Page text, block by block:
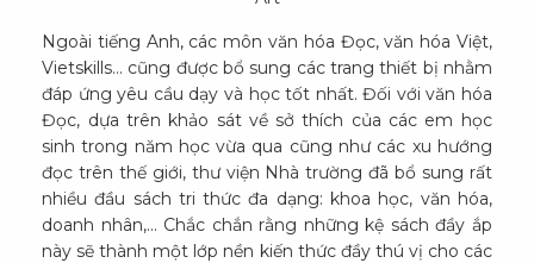
Ngoài tiếng Anh, các môn văn hóa Đọc, văn hóa Việt,
Vietskills… cũng được bổ sung các trang thiết bị nhằm
đáp ứng yêu cầu dạy và học tốt nhất. Đối với văn hóa
Đọc, dựa trên khảo sát về sở thích của các em học
sinh trong năm học vừa qua cũng như các xu hướng
đọc trên thế giới, thư viện Nhà trường đã bổ sung rất
nhiều đầu sách tri thức đa dạng: khoa học, văn hóa,
doanh nhân,... Chắc chắn rằng những kệ sách đầy ắp
này sẽ thành một lớp nền kiến thức đầy thú vị cho các